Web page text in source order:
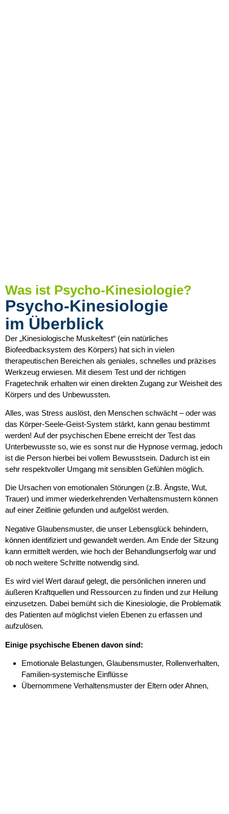
Was ist Psycho-Kinesiologie?
Psycho-Kinesiologie
im Überblick
Der „Kinesiologische Muskeltest“ (ein natürliches
Biofeedbacksystem des Körpers) hat sich in vielen
therapeutischen Bereichen als geniales, schnelles und präzises
Werkzeug erwiesen. Mit diesem Test und der richtigen
Fragetechnik erhalten wir einen direkten Zugang zur Weisheit des
Körpers und des Unbewussten.
Alles, was Stress auslöst, den Menschen schwächt – oder was
das Körper-Seele-Geist-System stärkt, kann genau bestimmt
werden! Auf der psychischen Ebene erreicht der Test das
Unterbewusste so, wie es sonst nur die Hypnose vermag, jedoch
ist die Person hierbei bei vollem Bewusstsein. Dadurch ist ein
sehr respektvoller Umgang mit sensiblen Gefühlen möglich.
Die Ursachen von emotionalen Störungen (z.B. Ängste, Wut,
Trauer) und immer wiederkehrenden Verhaltensmustern können
auf einer Zeitlinie gefunden und aufgelöst werden.
Negative Glaubensmuster, die unser Lebensglück behindern,
können identifiziert und gewandelt werden. Am Ende der Sitzung
kann ermittelt werden, wie hoch der Behandlungserfolg war und
ob noch weitere Schritte notwendig sind.
Es wird viel Wert darauf gelegt, die persönlichen inneren und
äußeren Kraftquellen und Ressourcen zu finden und zur Heilung
einzusetzen. Dabei bemüht sich die Kinesiologie, die Problematik
des Patienten auf möglichst vielen Ebenen zu erfassen und
aufzulösen.
Einige psychische Ebenen davon sind:
Emotionale Belastungen, Glaubensmuster, Rollenverhalten,
Familien-systemische Einflüsse
Übernommene Verhaltensmuster der Eltern oder Ahnen,